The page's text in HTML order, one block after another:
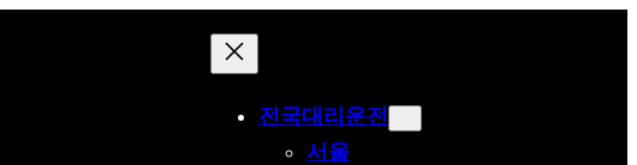
전국대리운전
서울